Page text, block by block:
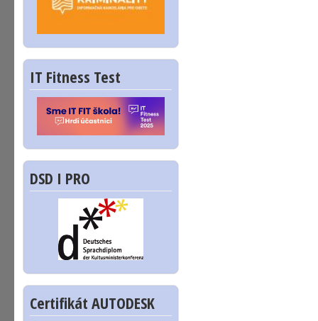
IT Fitness Test
DSD I PRO
Certifikát AUTODESK